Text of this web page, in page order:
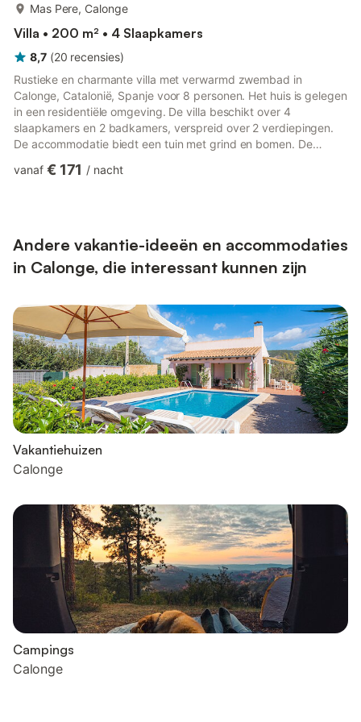
Mas Pere, Calonge
Villa • 200 m² • 4 Slaapkamers
8,7 (20 recensies)
Rustieke en charmante villa met verwarmd zwembad in
Calonge, Catalonië, Spanje voor 8 personen. Het huis is gelegen
in een residentiële omgeving. De villa beschikt over 4
slaapkamers en 2 badkamers, verspreid over 2 verdiepingen.
De accommodatie biedt een tuin met grind en bomen. De
en uitgaansgelegenheden maakt dit een prachtige villa om uw
slaapkamers en 2 bad...
vanaf € 171 / nacht
Andere vakantie-ideeën en accommodaties
in Calonge, die interessant kunnen zijn
Vakantiehuizen
Calonge
Campings
Calonge